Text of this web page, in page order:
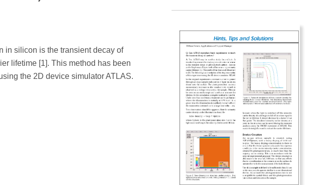
in silicon is the transient decay of
lifetime [1]. This method has been
the 2D device simulator ATLAS.